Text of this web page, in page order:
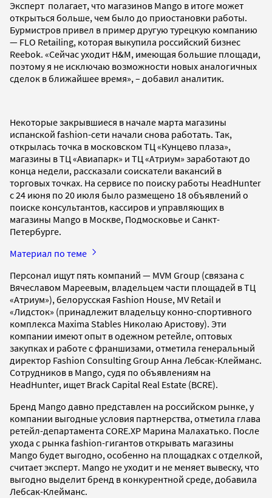
Эксперт полагает, что магазинов Mango в итоге может
открыться больше, чем было до приостановки работы.
Бурмистров привел в пример другую турецкую компанию
— FLO Retailing, которая выкупила российский бизнес
Reebok. «Сейчас уходит H&M, имеющая большие площади,
поэтому я не исключаю возможности новых аналогичных
сделок в ближайшее время», – добавил аналитик.
Некоторые закрывшиеся в начале марта магазины
испанской fashion-сети начали снова работать. Так,
открылась точка в московском ТЦ «Кунцево плаза»,
магазины в ТЦ «Авиапарк» и ТЦ «Атриум» заработают до
конца недели, рассказали соискатели вакансий в
торговых точках. На сервисе по поиску работы HeadHunter
с 24 июня по 20 июля было размещено 18 объявлений о
поиске консультантов, кассиров и управляющих в
магазины Mango в Москве, Подмосковье и Санкт-
Петербурге.
Материал по теме
Персонал ищут пять компаний — MVM Group (связана с
Вячеславом Мареевым, владельцем части площадей в ТЦ
«Атриум»), белорусская Fashion House, MV Retail и
«Лидсток» (принадлежит владельцу конно-спортивного
комплекса Maxima Stables Николаю Аристову). Эти
компании имеют опыт в одежном ретейле, оптовых
закупках и работе с франшизами, отметила генеральный
директор Fashion Consulting Group Анна Лебсак-Клейманс.
Сотрудников в Mango, судя по объявлениям на
HeadHunter, ищет Brack Capital Real Estate (BCRE).
Бренд Mango давно представлен на российском рынке, у
компании выгодные условия партнерства, отметила глава
ретейл-департамента CORE.XP Марина Малахатько. После
ухода с рынка fashion-гигантов открывать магазины
Mango будет выгодно, особенно на площадках с отделкой,
считает эксперт. Mango не уходит и не меняет вывеску, что
выгодно выделит бренд в конкурентной среде, добавила
Лебсак-Клейманс.